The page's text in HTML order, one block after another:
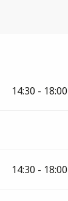
14:30 - 18:00
14:30 - 18:00